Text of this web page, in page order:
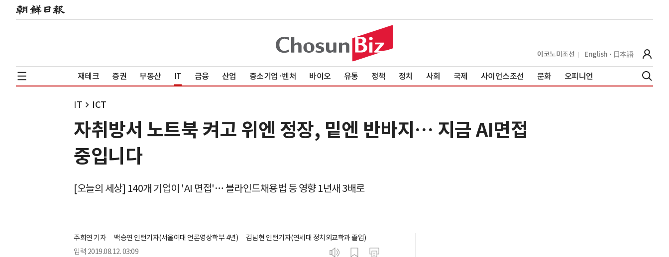
이코노미조선 English 日本語
재테크 증권 부동산 IT 금융 산업 중소기업·벤처 바이오 유통 정책 정치 사회 국제 사이언스조선 문화 오피니언
IT ICT
자취방서 노트북 켜고 위엔 정장, 밑엔 반바지… 지금 AI면접
중입니다
[오늘의 세상] 140개 기업이 'AI 면접'… 블라인드채용법 등 영향 1년새 3배로
주희연 기자 백승연 인턴기자(서울여대 언론영상학부 4년)
김남현 인턴기자(연세대 정치외교학과 졸업)
입력 2019.08.12. 03:09